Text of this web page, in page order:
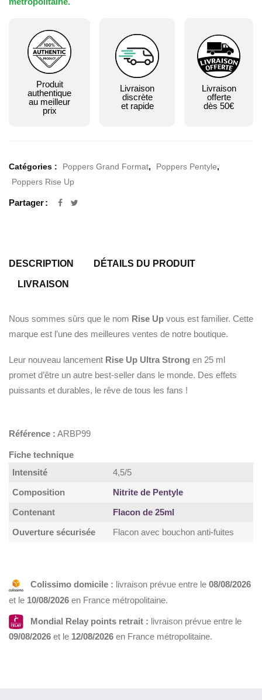
Produit
authentique
au meilleur
prix
Livraison
discrète
et rapide
Livraison
offerte
dès 50€
Catégories : Poppers Grand Format, Poppers Pentyle,
Poppers Rise Up
Partager
DESCRIPTION DÉTAILS DU PRODUIT
LIVRAISON
Nous sommes sûrs que le nom Rise Up vous est familier. Cette
marque est l’une des meilleures ventes de notre boutique.
Leur nouveau lancement Rise Up Ultra Strong en 25 ml
promet d’être un autre best-seller dans le monde. Des effets
puissants et durables, le rêve de tous les fans !
Référence : ARBP99
Fiche technique
Intensité
4,5/5
Composition
Nitrite de Pentyle
Contenant
Flacon de 25ml
Ouverture sécurisée
Flacon avec bouchon anti-fuites
Colissimo domicile : livraison prévue entre le 08/08/2026
et le 10/08/2026 en France métropolitaine.
Mondial Relay points retrait : livraison prévue entre le
09/08/2026 et le 12/08/2026 en France métropolitaine.